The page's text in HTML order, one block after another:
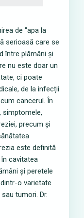
de "apa la
serioasă care se
între plămâni și
nu este doar un
ci poate
de la infecții
cancerul. În
simptomele,
precum și
este definită
cavitatea
și peretele
o varietate
tumori. Dr.